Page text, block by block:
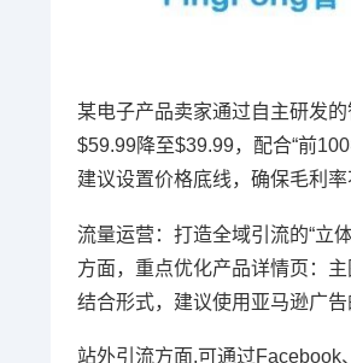
某电子产品卖家通过自主研发
$59.99降至$39.99，配合“前
建议设置价格底线，确保毛利率
流量运营：打造全域引流的“立
方面，重点优化产品详情页：
结合形式，建议使用亚马逊广
站外引流方面,可通过Facebook